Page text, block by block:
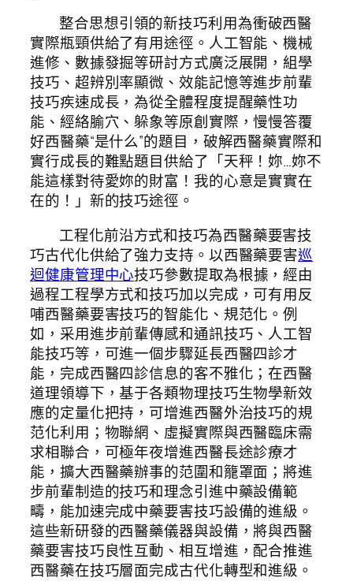
整合思想引領的新技巧利用為衝破西醫
實際瓶頸供給了有用途徑。人工智能、機械
進修、數據發掘等研討方式廣泛展開，組學
技巧、超辨別率顯微、效能記憶等進步前輩
技巧疾速成長，為從全體程度提醒藥性功
能、經絡腧穴、躲象等原創實際，慢慢答覆
好西醫藥“是什么”的題目，破解西醫藥實際和
實行成長的難點題目供給了「天秤！妳…妳不
能這樣對待愛妳的財富！我的心意是實實在
在的！」新的技巧途徑。
工程化前沿方式和技巧為西醫藥要害技
巧古代化供給了強力支持。以西醫藥要害巡
迴健康管理中心技巧參數提取為根據，經由
過程工程學方式和技巧加以完成，可有用反
哺西醫藥要害技巧的智能化、規范化。例
如，采用進步前輩傳感和通訊技巧、人工智
能技巧等，可進一個步驟延長西醫四診才
能，完成西醫四診信息的客不雅化；在西醫
道理領導下，基于各類物理技巧生物學新效
應的定量化把持，可增進西醫外治技巧的規
范化利用；物聯網、虛擬實際與西醫臨床需
求相聯合，可極年夜增進西醫長途診療才
能，擴大西醫藥辦事的范圍和籠罩面；將進
步前輩制造的技巧和理念引進中藥設備範
疇，能加速完成中藥要害技巧設備的進級。
這些新研發的西醫藥儀器與設備，將與西醫
藥要害技巧良性互動、相互增進，配合推進
西醫藥在技巧層面完成古代化轉型和進級。